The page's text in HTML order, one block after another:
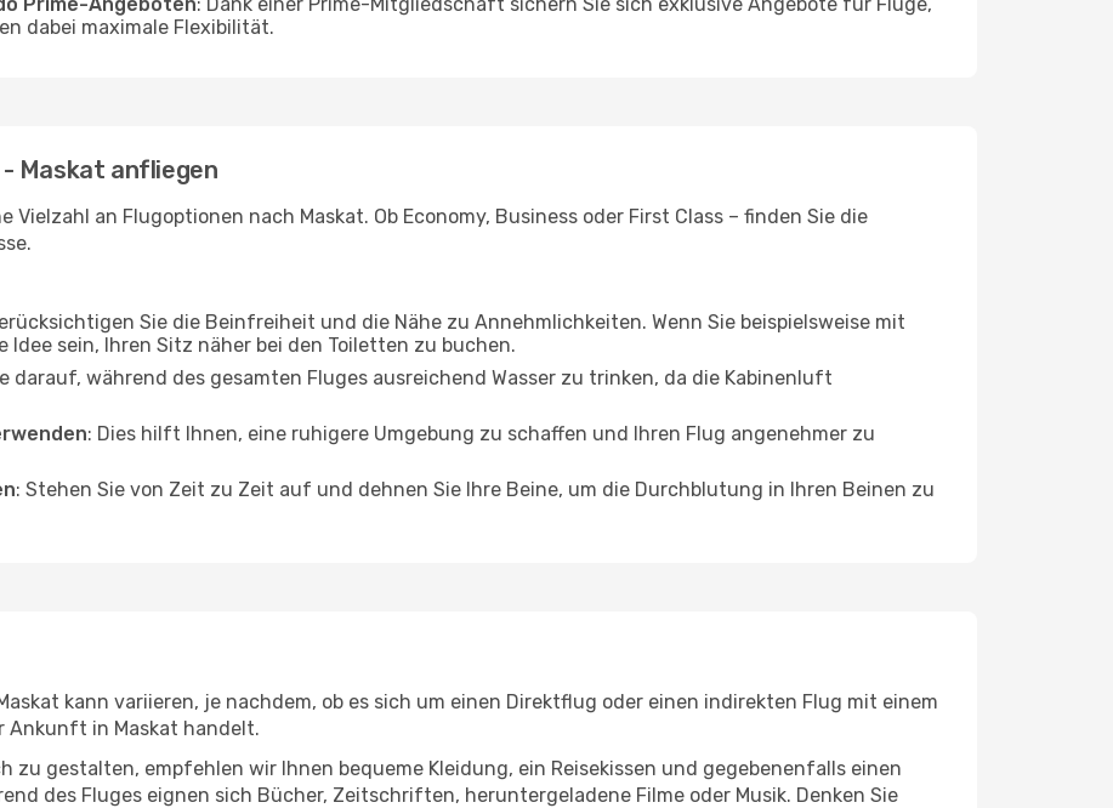
dabei maximale Flexibilität.
Maskat anfliegen
an Flugoptionen nach Maskat. Ob Economy, Business oder First Class – finden Sie die
Sie die Beinfreiheit und die Nähe zu Annehmlichkeiten. Wenn Sie beispielsweise mit
Idee sein, Ihren Sitz näher bei den Toiletten zu buchen.
darauf, während des gesamten Fluges ausreichend Wasser zu trinken, da die Kabinenluft
: Dies hilft Ihnen, eine ruhigere Umgebung zu schaffen und Ihren Flug angenehmer zu
: Stehen Sie von Zeit zu Zeit auf und dehnen Sie Ihre Beine, um die Durchblutung in Ihren Beinen zu
kann variieren, je nachdem, ob es sich um einen Direktflug oder einen indirekten Flug mit einem
Ankunft in Maskat handelt.
zu gestalten, empfehlen wir Ihnen bequeme Kleidung, ein Reisekissen und gegebenenfalls einen
des Fluges eignen sich Bücher, Zeitschriften, heruntergeladene Filme oder Musik. Denken Sie